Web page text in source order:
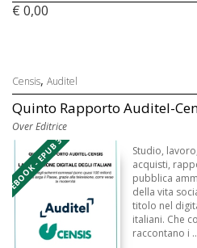
€ 0,00
Censis, Auditel
Quinto Rapporto Auditel-
Over Editrice
EBOOK - EPUB 3
Studio,
acquisti,
pubblica
della vita
titolo nel
italiani. Che
raccontano i